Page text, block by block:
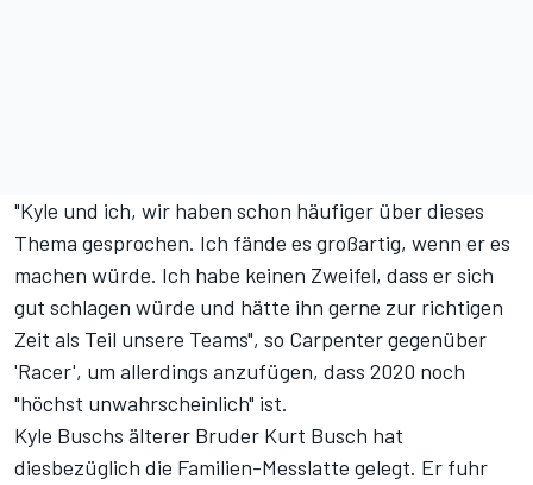
"Kyle und ich, wir haben schon häufiger über dieses
Thema gesprochen. Ich fände es großartig, wenn er es
machen würde. Ich habe keinen Zweifel, dass er sich
gut schlagen würde und hätte ihn gerne zur richtigen
Zeit als Teil unsere Teams", so Carpenter gegenüber
'Racer', um allerdings anzufügen, dass 2020 noch
"höchst unwahrscheinlich" ist.
Kyle Buschs älterer Bruder Kurt Busch hat
diesbezüglich die Familien-Messlatte gelegt. Er fuhr